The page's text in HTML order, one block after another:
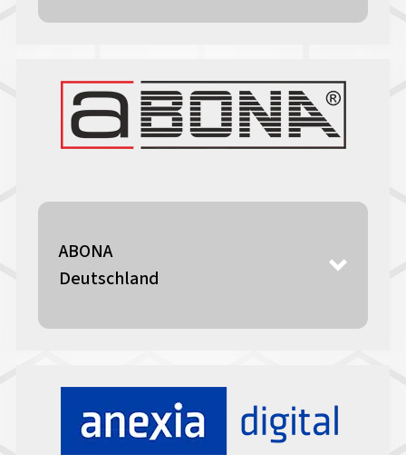
ABONA
Deutschland